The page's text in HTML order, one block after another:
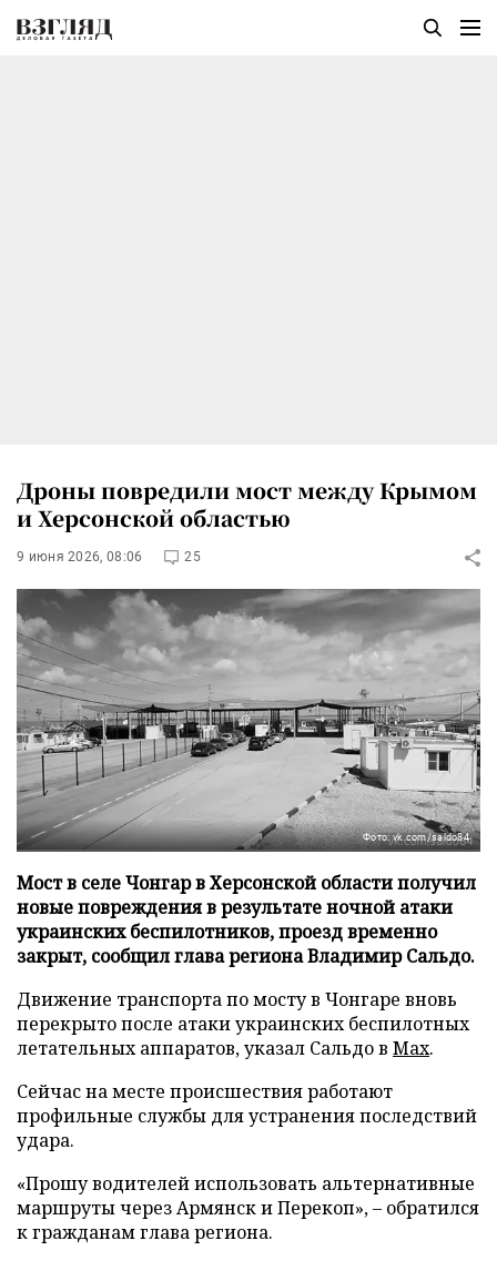
Дроны повредили мост между Крымом
и Херсонской областью
9 июня 2026, 08:06 25
Фото: vk.com/saldo84
Мост в селе Чонгар в Херсонской области получил
новые повреждения в результате ночной атаки
украинских беспилотников, проезд временно
закрыт, сообщил глава региона Владимир Сальдо.
Движение транспорта по мосту в Чонгаре вновь
перекрыто после атаки украинских беспилотных
летательных аппаратов, указал Сальдо в Max.
Сейчас на месте происшествия работают
профильные службы для устранения последствий
удара.
«Прошу водителей использовать альтернативные
маршруты через Армянск и Перекоп», – обратился
к гражданам глава региона.